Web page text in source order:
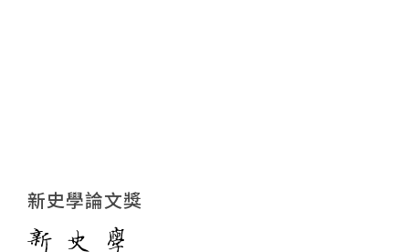
新史學論文獎